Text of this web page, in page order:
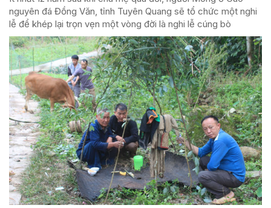
nguyên đá Đồng Văn, tỉnh Tuyên Quang sẽ tổ chức một nghi
lễ để khép lại trọn vẹn một vòng đời là nghi lễ cúng bò